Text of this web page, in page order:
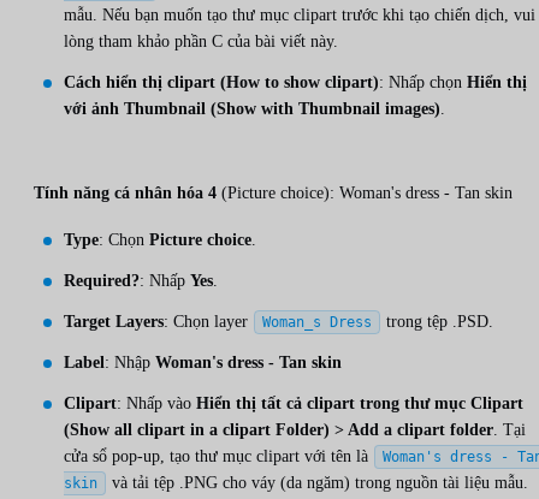
mẫu. Nếu bạn muốn tạo thư mục clipart trước khi tạo chiến dịch, vui
lòng tham khảo phần C của bài viết này.
Cách hiển thị clipart (How to show clipart): Nhấp chọn Hiển thị
với ảnh Thumbnail (Show with Thumbnail images).
Tính năng cá nhân hóa 4 (Picture choice): Woman's dress - Tan skin
Type: Chọn Picture choice.
Required?: Nhấp Yes.
Target Layers: Chọn layer Woman_s Dress trong tệp .PSD.
Label: Nhập Woman's dress - Tan skin
Clipart: Nhấp vào Hiển thị tất cả clipart trong thư mục Clipart
(Show all clipart in a clipart Folder) > Add a clipart folder. Tại
cửa sổ pop-up, tạo thư mục clipart với tên là
Woman's dress -
skin
và tải tệp .PNG cho váy (da ngăm) trong nguồn tài liệu mẫu.